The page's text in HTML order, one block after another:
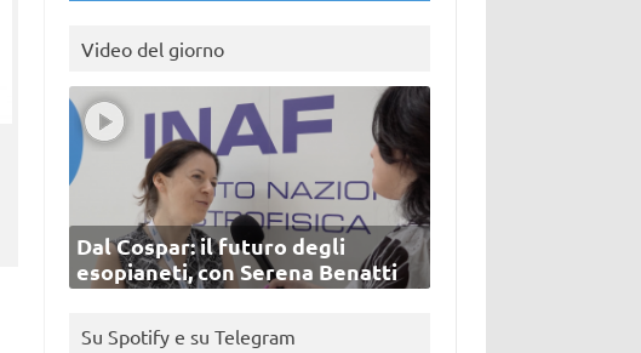
Video del giorno
Dal Cospar: il futuro degli
esopianeti, con Serena Benatti
Su Spotify e su Telegram